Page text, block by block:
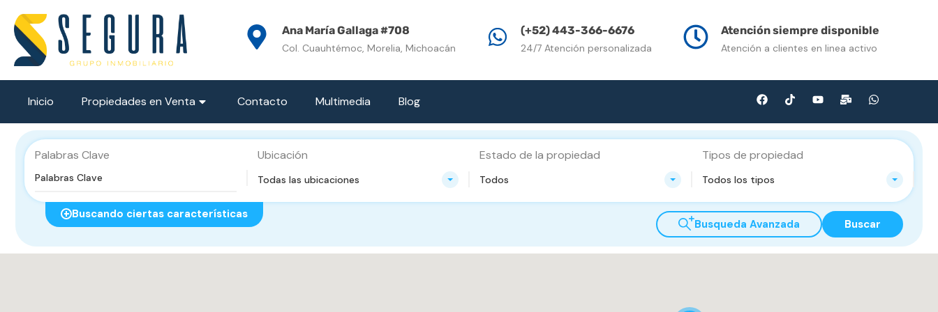
Propiedades en Venta Contacto Multimedia
Ana María Gallaga #708
Col. Cuauhtémoc, Morelia, Michoacán
(+52) 443-366-6676
24/7 Atención personalizada
Atención siempre disponible
Atención a clientes en linea activo
Inicio Propiedades en Venta Contacto Multimedia Blog
Palabras Clave Ubicación
Todas las ubicaciones
Estado de la propiedad
Todos
Tipos de propiedad
Todos los tipos
Buscando ciertas características
Busqueda Avanzada Buscar